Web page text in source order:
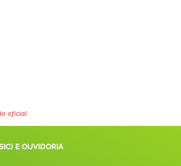
oficial.
E OUVIDORIA